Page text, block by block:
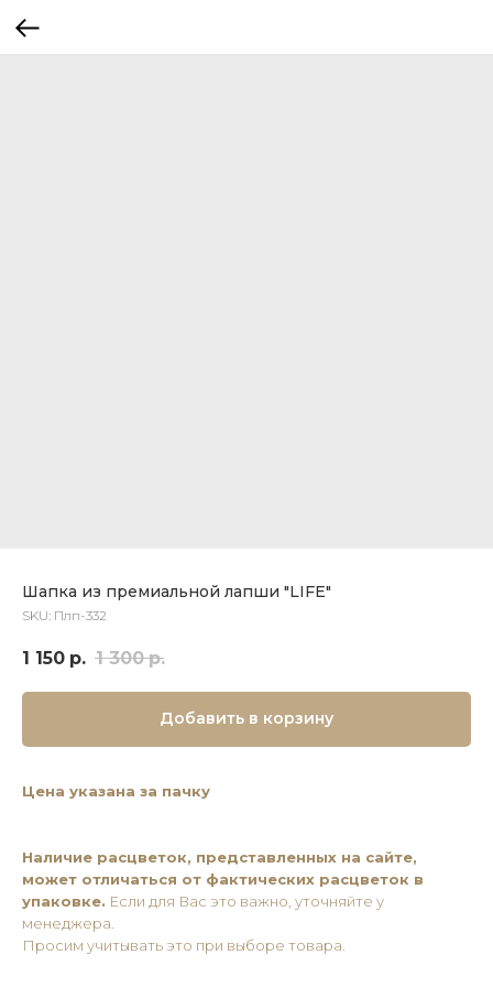
Шапка из премиальной лапши "LIFE"
SKU: Плп-332
1 150 р. 1 300 р.
Добавить в корзину
Цена указана за пачку
Наличие расцветок, представленных на сайте,
может отличаться от фактических расцветок в
упаковке. Если для Вас это важно, уточняйте у
менеджера.
Просим учитывать это при выборе товара.